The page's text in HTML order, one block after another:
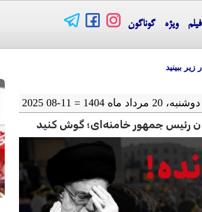
فیلم ویژه گوناگون
دوشنبه، 20 مرداد ماه 1404 = 11-08 2025
رئیس جمهور خامنه‌ای؛ گوش کنید